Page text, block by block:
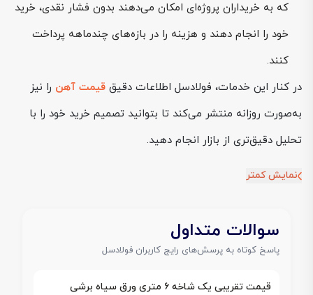
که به خریداران پروژه‌ای امکان می‌دهند بدون فشار نقدی، خرید
خود را انجام دهند و هزینه را در بازه‌های چندماهه پرداخت
کنند.
در کنار این خدمات، فولادسل اطلاعات دقیق قیمت آهن را نیز
به‌صورت روزانه منتشر می‌کند تا بتوانید تصمیم خرید خود را با
تحلیل دقیق‌تری از بازار انجام دهید.
نمایش کمتر
سوالات متداول
پاسخ کوتاه به پرسش‌های رایج کاربران فولادسل
قیمت تقریبی یک شاخه ۶ متری ورق سیاه برشی